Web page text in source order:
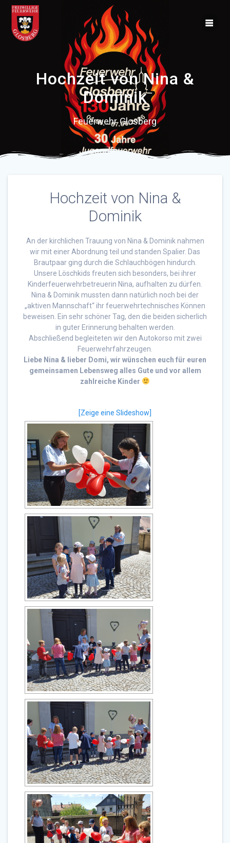
to
content
Hochzeit von Nina &
Dominik
Feuerwehr Glosberg
Hochzeit von Nina &
Dominik
An der kirchlichen Trauung von Nina & Dominik nahmen
wir mit einer Abordnung teil und standen Spalier. Das
Brautpaar ging durch die Schlauchbögen hindurch.
Unsere Löschkids freuten sich besonders, bei ihrer
Kinderfeuerwehrbetreuerin Nina, aufhalten zu dürfen.
Nina & Dominik mussten dann natürlich noch bei der
„aktiven Mannschaft“ ihr feuerwehrtechnisches Können
beweisen. Ein sehr schöner Tag, den die beiden sicherlich
in guter Erinnerung behalten werden.
Abschließend begleiteten wir den Autokorso mit zwei
Feuerwehrfahrzeugen.
Liebe Nina & lieber Domi, wir wünschen euch für euren
gemeinsamen Lebensweg alles Gute und vor allem
zahlreiche Kinder
[Zeige eine Slideshow]